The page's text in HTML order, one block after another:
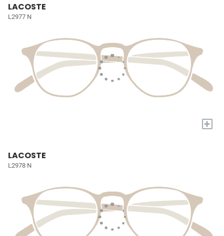
LACOSTE
L2977 N
+
LACOSTE
L2978 N